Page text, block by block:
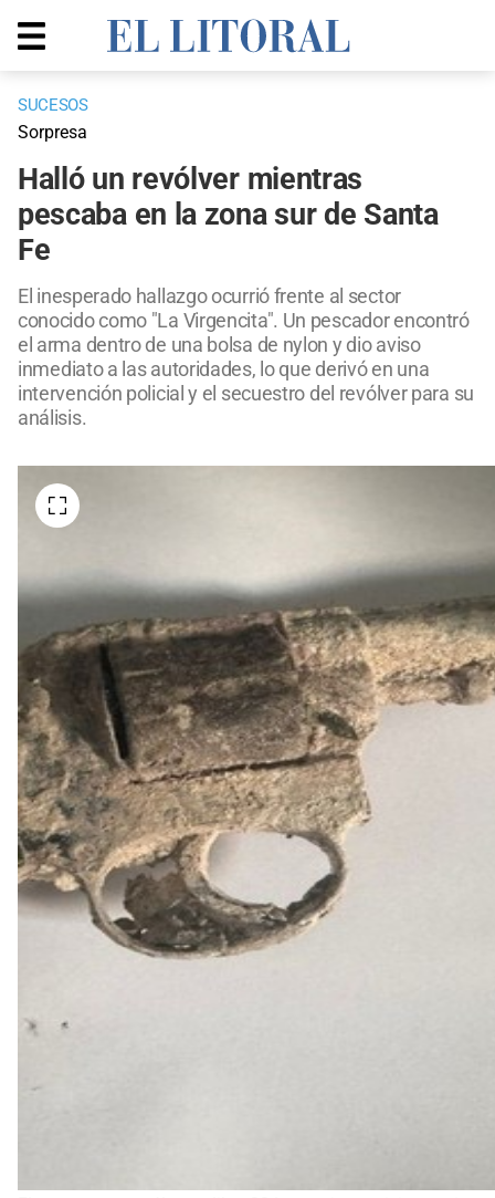
SUCESOS
Sorpresa
Halló un revólver mientras
pescaba en la zona sur de Santa
Fe
El inesperado hallazgo ocurrió frente al sector
conocido como "La Virgencita". Un pescador encontró
el arma dentro de una bolsa de nylon y dio aviso
inmediato a las autoridades, lo que derivó en una
intervención policial y el secuestro del revólver para su
análisis.